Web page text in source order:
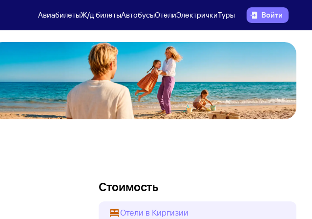
АвиабилетыЖ/д билетыАвтобусыОтелиЭлектричкиТуры Войти
Стоимость
Отели в Киргизии